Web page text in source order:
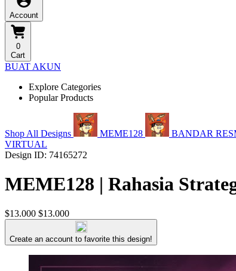
Account
0
Cart
BUAT AKUN
Explore Categories
Popular Products
Shop All Designs MEME128 BANDAR
VIRTUAL
Design ID: 74165272
MEME128 | Rahasia
$13.000 $13.000
Create an account to favorite this design!